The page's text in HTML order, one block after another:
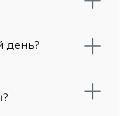
день?